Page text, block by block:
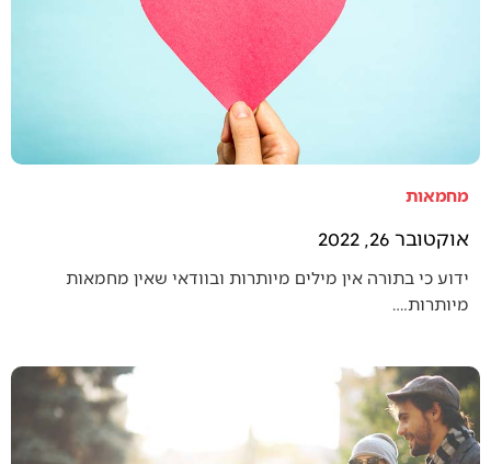
מחמאות
אוקטובר 26, 2022
ידוע כי בתורה אין מילים מיותרות ובוודאי שאין מחמאות
מיותרות.…